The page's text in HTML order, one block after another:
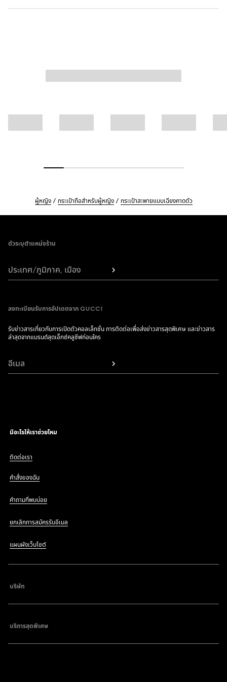
ผู้หญิง กระเป๋าถือสำหรับผู้หญิง กระเป๋าสะพายแบบเฉียงคาดตัว
ตัวระบุตำแหน่งร้าน
ประเทศ/ภูมิภาค, เมือง
ลงทะเบียนรับการอัปเดตจาก GUCCI
รับข่าวสารเกี่ยวกับการเปิดตัวคอลเล็กชั่น การติดต่อเพื่อส่งข่าวสารสุดพิเศษ และข่าวสาร
ล่าสุดจากแบรนด์สุดเอ็กซ์คลูซีฟก่อนใคร
อีเมล
มีอะไรให้เราช่วยไหม
ติดต่อเรา
คำสั่งของฉัน
คำถามที่พบบ่อย
ยกเลิกการสมัครรับอีเมล
แผนผังเว็บไซต์
บริษัท
บริการสุดพิเศษ